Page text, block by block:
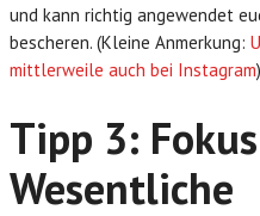
und kann richtig angewendet
bescheren. (Kleine Anmerkung:
mittlerweile auch bei Instagram)
Tipp 3:
Wesentliche